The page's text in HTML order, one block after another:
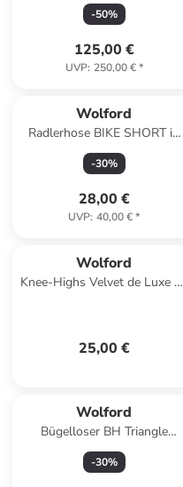
-50%
125,00 €
UVP: 250,00 €*
Wolford
Radlerhose BIKE SHORT in
powder pink
-30%
28,00 €
UVP: 40,00 €*
Wolford
Knee-Highs Velvet de Luxe 50
25,00 €
Wolford
Bügelloser BH Triangle
Bralette in powder pink
-30%